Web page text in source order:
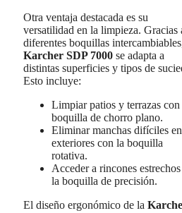
Otra ventaja destacada es su
versatilidad en la limpieza. Gracias
diferentes boquillas
Karcher SDP 7000 se adapta a
distintas superficies y tipos de
Esto incluye:
Limpiar patios y terrazas con
boquilla de chorro plano.
Eliminar manchas difíciles en
exteriores con la boquilla
rotativa.
Acceder a rincones
la boquilla de precisión.
El diseño ergonómico de la